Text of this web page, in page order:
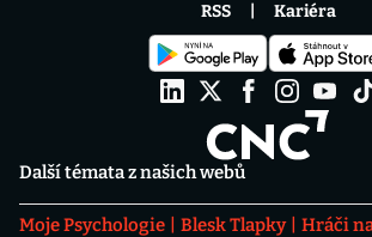
Další témata z našich webů
Moje Psychologie Blesk Tlapky Hráči
RSS Kariéra